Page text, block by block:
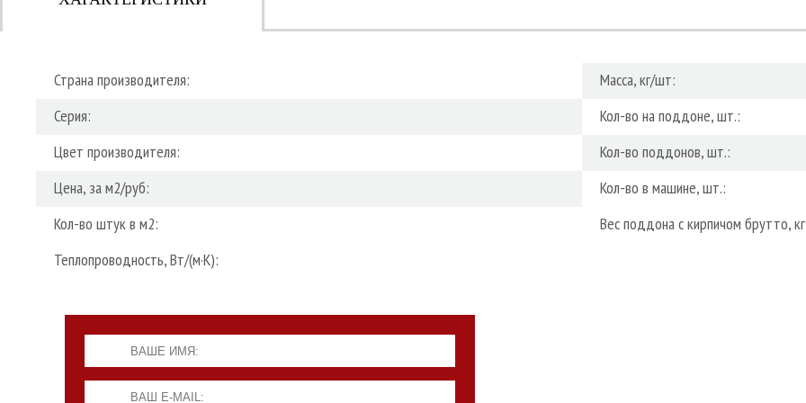
Страна производителя:
Серия:
Цвет производителя:
Цена, за м2/руб:
Кол-во штук в м2:
Теплопроводность, Вт/(м·К):
Масса, кг/шт:
Кол-во на поддоне, шт.:
Кол-во поддонов, шт.:
Кол-во в машине, шт.:
Вес поддона с кирпичом брутто,